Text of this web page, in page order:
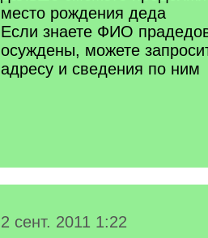
место рождения деда
Если знаете ФИО
осуждены, можете
адресу и сведения по ним
2 сент. 2011 1:22